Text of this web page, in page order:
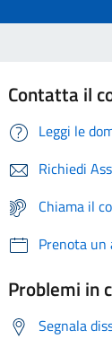
Contatta il
Leggi le
Richiedi
Chiama il
Prenota
Problemi in
Segnala